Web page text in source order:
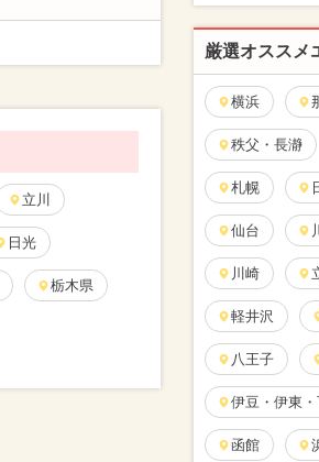
立川
日光
栃木県
厳選オススメ
横浜
秩父・長瀞
札幌
仙台
川崎
軽井沢
八王子
伊豆・伊東・
函館